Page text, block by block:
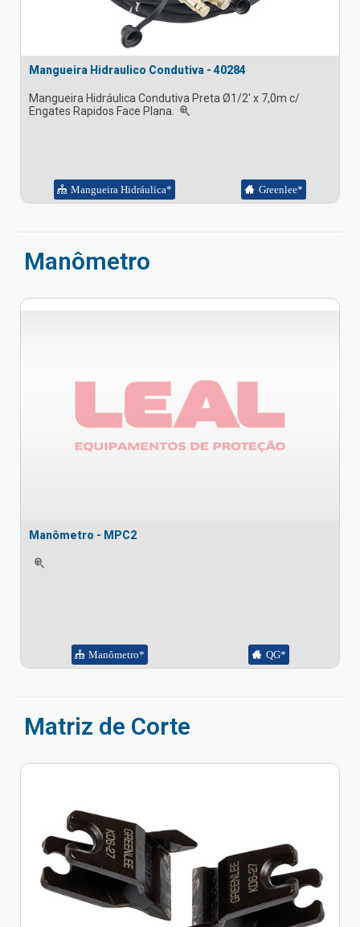
Mangueira Hidraulico Condutiva - 40284
Mangueira Hidráulica Condutiva Preta Ø1/2' x 7,0m c/
Engates Rapidos Face Plana.
Mangueira Hidráulica* Greenlee*
Manômetro
Manômetro - MPC2
Manômetro* QG*
Matriz de Corte